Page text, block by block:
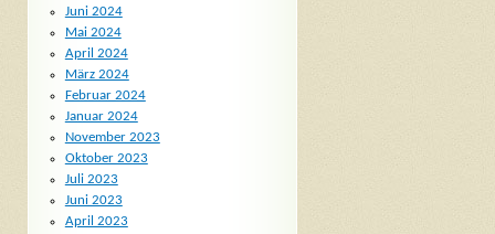
Juni 2024
Mai 2024
April 2024
März 2024
Februar 2024
Januar 2024
November 2023
Oktober 2023
Juli 2023
Juni 2023
April 2023